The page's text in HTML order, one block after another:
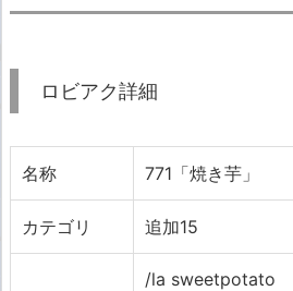
ロビアク詳細
名称 771「焼き芋」
カテゴリ 追加15
/la sweetpotato